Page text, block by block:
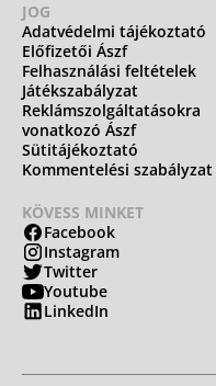
JOG
Adatvédelmi tájékoztató
Előfizetői Ászf
Felhasználási feltételek
Játékszabályzat
Reklámszolgáltatásokra
vonatkozó Ászf
Sütitájékoztató
Kommentelési szabályzat
KÖVESS MINKET
Facebook
Instagram
Twitter
Youtube
LinkedIn